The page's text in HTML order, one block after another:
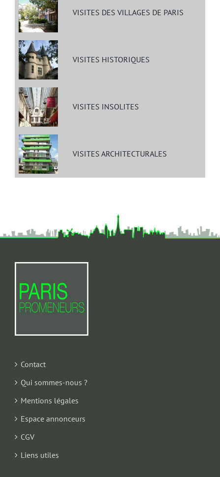
VISITES DES VILLAGES DE PARIS
VISITES HISTORIQUES
VISITES INSOLITES
VISITES ARCHITECTURALES
Contact
Qui sommes-nous ?
Mentions légales
Espace annonceurs
CGV
Liens utiles